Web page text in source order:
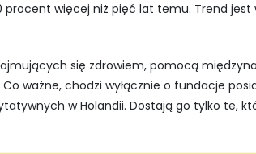
procent więcej niż pięć lat temu. Trend jest
się zdrowiem, pomocą
ważne, chodzi wyłącznie o fundacje
w Holandii. Dostają go tylko te,